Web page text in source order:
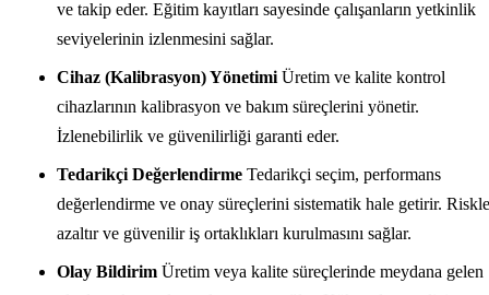
ve takip eder. Eğitim kayıtları sayesinde çalışanların yetkinlik
seviyelerinin izlenmesini sağlar.
Cihaz (Kalibrasyon) Yönetimi Üretim ve kalite kontrol
cihazlarının kalibrasyon ve bakım süreçlerini yönetir.
İzlenebilirlik ve güvenilirliği garanti eder.
Tedarikçi Değerlendirme Tedarikçi seçim, performans
değerlendirme ve onay süreçlerini sistematik hale getirir.
azaltır ve güvenilir iş ortaklıkları kurulmasını sağlar.
Olay Bildirim Üretim veya kalite süreçlerinde meydana gelen